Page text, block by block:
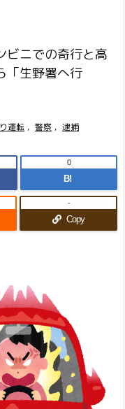
ビニでの奇行と高
生野署へ行
運転 , 警察 , 逮捕
B!
0
Copy
-